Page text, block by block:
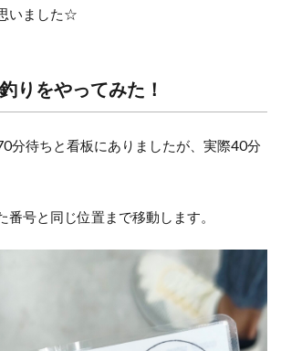
いました☆
りをやってみた！
分待ちと看板にありましたが、実際40分
番号と同じ位置まで移動します。